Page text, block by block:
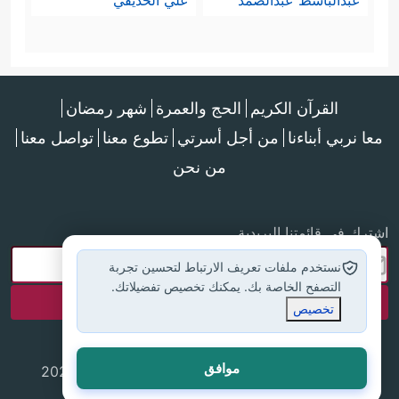
القرآن الكريم الحج والعمرة شهر رمضان
معا نربي أبناءنا من أجل أسرتي تطوع معنا تواصل معنا
من نحن
اشترك في قائمتنا البريدية
جميع الحقوق محفوظة لموقع إسلام أون لاين © 2025
نستخدم ملفات تعريف الارتباط لتحسين تجربة
التصفح الخاصة بك. يمكنك تخصيص تفضيلاتك.
تخصيص
موافق